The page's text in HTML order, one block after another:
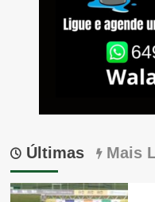
Últimas Mais